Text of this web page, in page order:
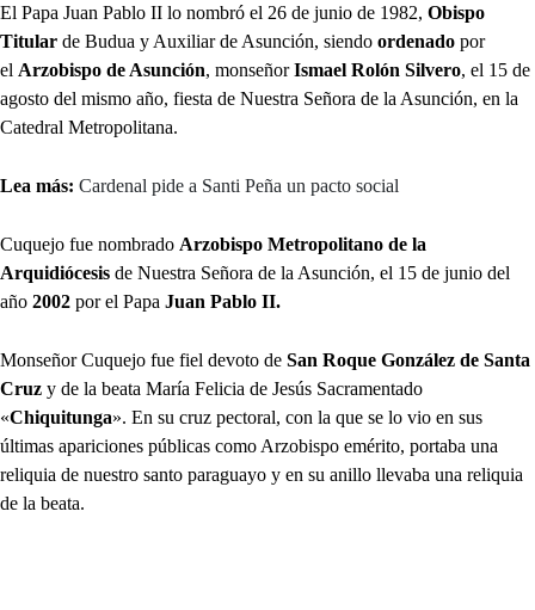
El Papa Juan Pablo II lo nombró el 26 de junio de 1982, Obispo
Titular de Budua y Auxiliar de Asunción, siendo ordenado por
el Arzobispo de Asunción, monseñorIsmael Rolón Silvero, el 15 de
agosto del mismo año, fiesta de Nuestra Señora de la Asunción, en la
Catedral Metropolitana.
Lea más: Cardenal pide a Santi Peña un pacto social
Cuquejo fue nombrado Arzobispo Metropolitano de la
Arquidiócesis de Nuestra Señora de la Asunción, el 15 de junio del
año 2002 por el Papa Juan Pablo II.
Monseñor Cuquejo fue fiel devoto de San Roque González de Santa
Cruz y de la beata María Felicia de Jesús Sacramentado
«Chiquitunga». En su cruz pectoral, con la que se lo vio en sus
últimas apariciones públicas como Arzobispo emérito, portaba una
reliquia de nuestro santo paraguayo y en su anillo llevaba una reliquia
de la beata.